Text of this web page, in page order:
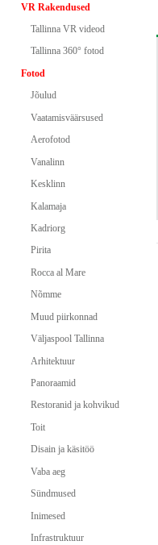
VR Rakendused
Tallinna VR videod
Tallinna 360° fotod
Fotod
Jõulud
Vaatamisväärsused
Aerofotod
Vanalinn
Kesklinn
Kalamaja
Kadriorg
Pirita
Rocca al Mare
Nõmme
Muud piirkonnad
Väljaspool Tallinna
Arhitektuur
Panoraamid
Restoranid ja kohvikud
Toit
Disain ja käsitöö
Vaba aeg
Sündmused
Inimesed
Infrastruktuur